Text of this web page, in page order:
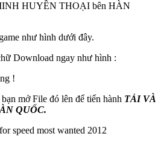
HUYỀN THOẠI bên HÀN
như hình dưới đây.
Download ngay như hình :
!
mở File đó lên để tiến hành TẢI VÀ
QUỐC.
speed most wanted 2012